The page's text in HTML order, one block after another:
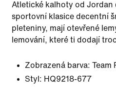
Atletické kalhoty od Jordan
sportovní klasice decentní
pleteniny, mají otevřené
lemování, které ti dodají
Zobrazená barva: Team
Styl: HQ9218-677